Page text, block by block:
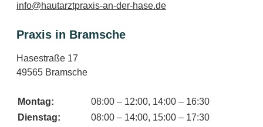
info@hautarztpraxis-an-der-hase.de
Praxis in Bramsche
Hasestraße 17
49565 Bramsche
Montag:
08:00 – 12:00, 14:00 – 16:30
Dienstag:
08:00 – 14:00, 15:00 – 17:30